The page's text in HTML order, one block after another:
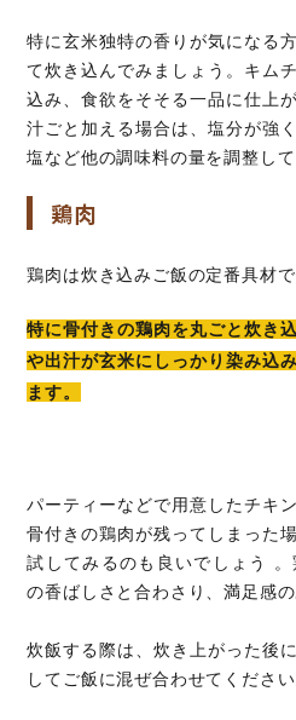
特に玄米独特の香りが気になる
て炊き込んでみましょう。キム
込み、食欲をそそる一品に仕上
汁ごと加える場合は、塩分が強
塩など他の調味料の量を調整して
鶏肉
鶏肉は炊き込みご飯の定番具材
特に骨付きの鶏肉を丸ごと炊き
や出汁が玄米にしっかり染み込
ます。
パーティーなどで用意したチキ
骨付きの鶏肉が残ってしまった
試してみるのも良いでしょう
の香ばしさと合わさり、満足感
炊飯する際は、炊き上がった後
してご飯に混ぜ合わせてください